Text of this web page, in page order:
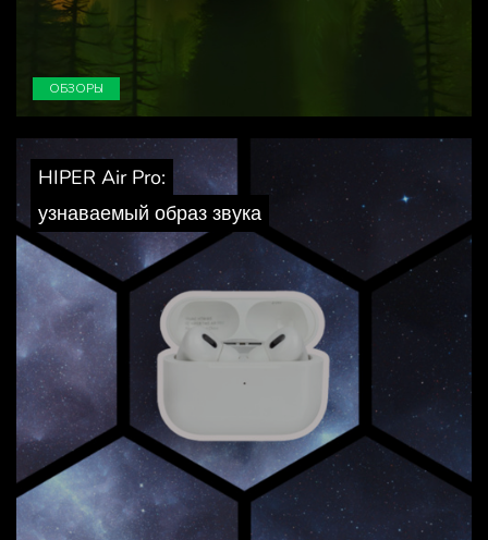
ОБЗОРЫ
HIPER Air Pro:
узнаваемый образ звука